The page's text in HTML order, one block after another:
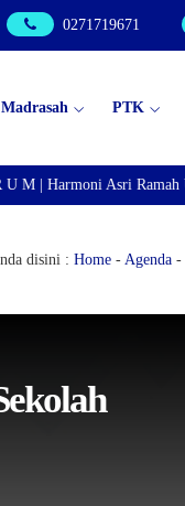
0271719671
PTK
M | Harmoni Asri Ramah
disini : Home - Agenda -